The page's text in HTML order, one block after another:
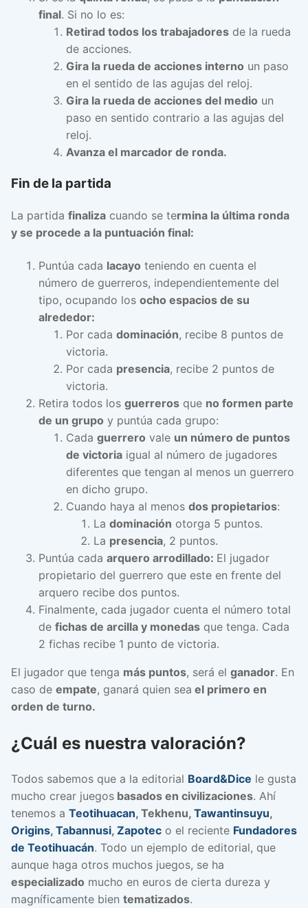
final. Si no lo es:
Retirad todos los trabajadores de la rueda
de acciones.
Gira la rueda de acciones interno un paso
en el sentido de las agujas del reloj.
Gira la rueda de acciones del medio un
paso en sentido contrario a las agujas del
reloj.
Avanza el marcador de ronda.
Fin de la partida
La partida finaliza cuando se termina la última ronda
y se procede a la puntuación final:
Puntúa cada lacayo teniendo en cuenta el
número de guerreros, independientemente del
tipo, ocupando los ocho espacios de su
alrededor:
Por cada dominación, recibe 8 puntos de
victoria.
Por cada presencia, recibe 2 puntos de
victoria.
Retira todos los guerreros que no formen parte
de un grupo y puntúa cada grupo:
Cada guerrero vale un número de puntos
de victoria igual al número de jugadores
diferentes que tengan al menos un guerrero
en dicho grupo.
Cuando haya al menos dos propietarios:
La dominación otorga 5 puntos.
La presencia, 2 puntos.
Puntúa cada arquero arrodillado: El jugador
propietario del guerrero que este en frente del
arquero recibe dos puntos.
Finalmente, cada jugador cuenta el número total
de fichas de arcilla y monedas que tenga. Cada
2 fichas recibe 1 punto de victoria.
El jugador que tenga más puntos, será el ganador. En
caso de empate, ganará quien sea el primero en
orden de turno.
¿Cuál es nuestra valoración?
Todos sabemos que a la editorial Board&Dice le gusta
mucho crear juegos basados en civilizaciones. Ahí
tenemos a Teotihuacan, Tekhenu, Tawantinsuyu,
Origins, Tabannusi, Zapotec o el reciente Fundadores
de Teotihuacán. Todo un ejemplo de editorial, que
aunque haga otros muchos juegos, se ha
especializado mucho en euros de cierta dureza y
magníficamente bien tematizados.